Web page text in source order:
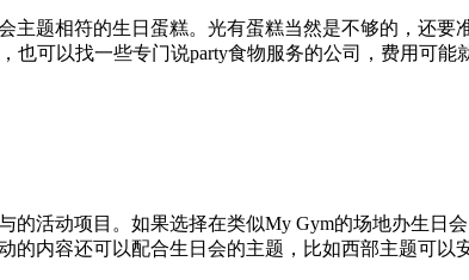
题相符的生日蛋糕。光有蛋糕当然是不够的，还
也可以找一些专门说party食物服务的公司，费用可
活动项目。如果选择在类似My Gym的场地办生日
内容还可以配合生日会的主题，比如西部主题可以